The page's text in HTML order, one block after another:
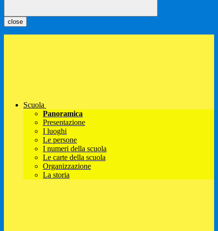
close
Scuola
Panoramica
Presentazione
I luoghi
Le persone
I numeri della scuola
Le carte della scuola
Organizzazione
La storia